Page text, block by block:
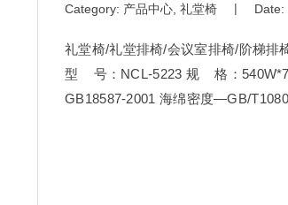
Category: 产品中心 礼堂椅 | Date:
礼堂椅/礼堂排椅/会议室排椅/阶梯排
型 号：NCL-5223 规 格：
GB18587-2001 海绵密度—GB/